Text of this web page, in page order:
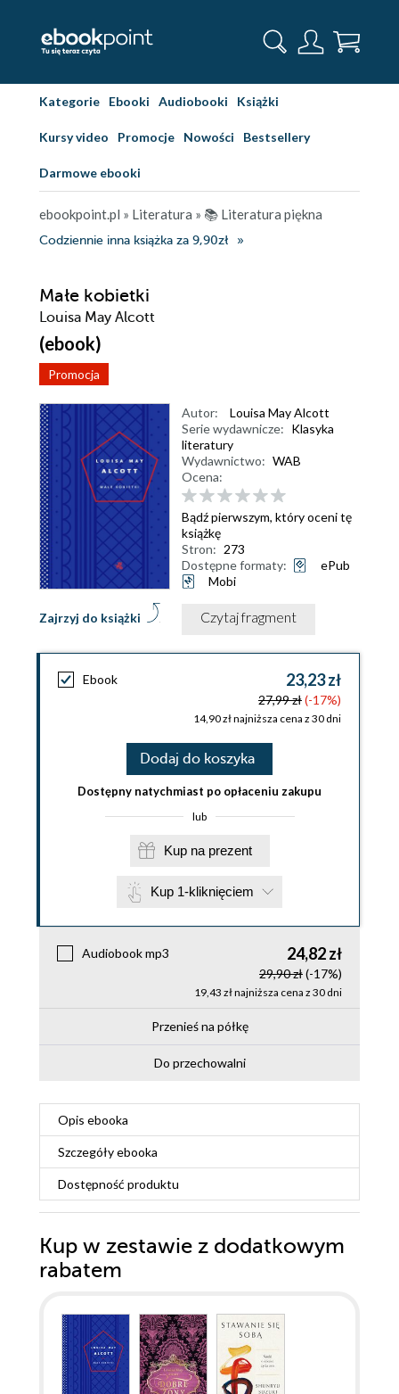
Kategorie Ebooki Audiobooki Książki
Kursy video Promocje Nowości Bestsellery
Darmowe ebooki
ebookpoint.pl » Literatura » 📚 Literatura piękna
Codziennie inna książka za 9,90zł
Małe kobietki
Louisa May Alcott
(ebook)
Promocja
Zajrzyj do książki
Autor:
Louisa May Alcott
Serie wydawnicze: Klasyka
literatury
Wydawnictwo: WAB
Ocena:
Bądź pierwszym, który oceni tę
książkę
Stron: 273
Dostępne formaty:
ePub
Mobi
Czytaj fragment
Ebook 23,23 zł
27,99 zł(-17%)
14,90 zł najniższa cena z 30 dni
Dodaj do koszyka
Dostępny natychmiast po opłaceniu zakupu
lub
Kup na prezent
Kup 1-kliknięciem
Audiobook mp3 24,82 zł
29,90 zł(-17%)
19,43 zł najniższa cena z 30 dni
Przenieś na półkę
Do przechowalni
Opis ebooka
Szczegółyebooka
Dostępność produktu
Kup w zestawie z dodatkowym
rabatem